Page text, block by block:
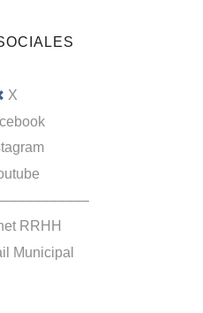
X
RRHH
Municipal